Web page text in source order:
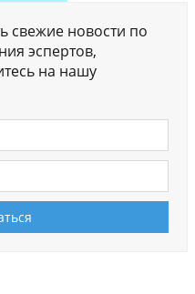
свежие новости по
эспертов,
на нашу